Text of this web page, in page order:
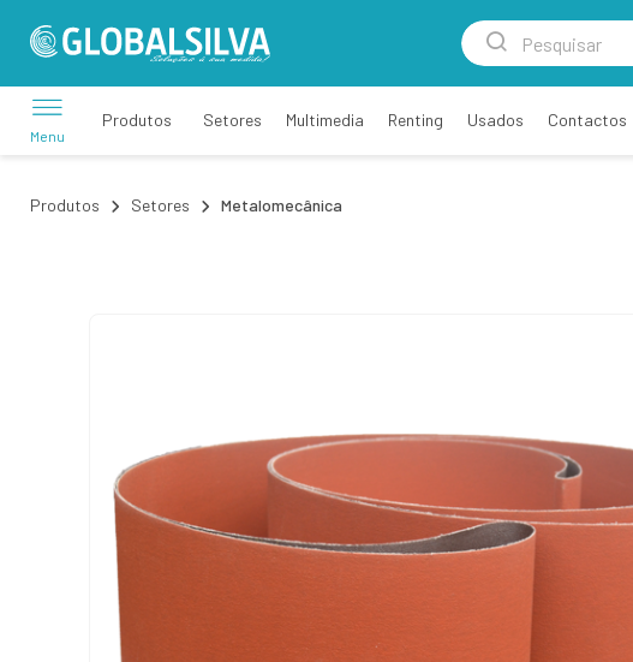
Menu
Produtos Setores Multimedia Renting Usados Contactos
Produtos Setores Metalomecânica